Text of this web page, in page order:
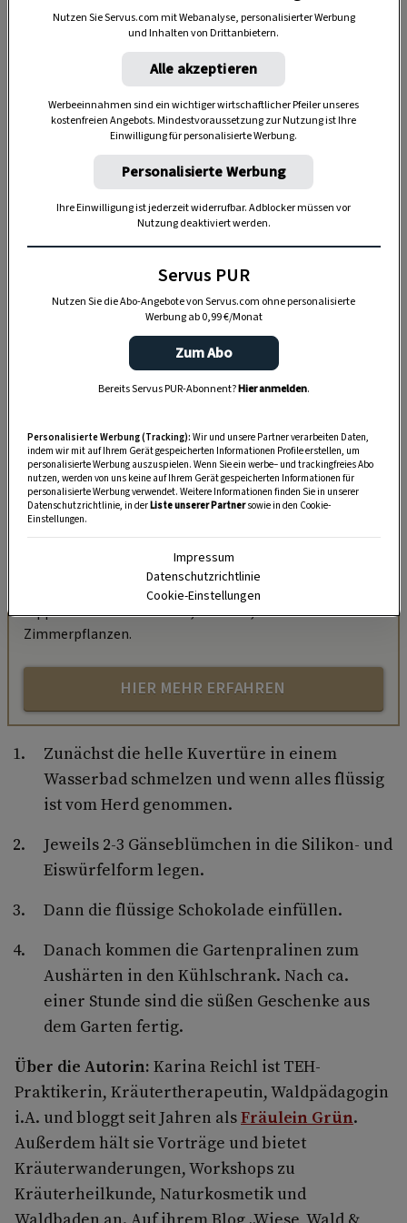
Tipp:Hier findest du Fräulein Grün aufFacebook
Instagram.
150 g Vollmilchkuvertüre
2 Handvoll Gänseblümchenblüten
„Servus Garten“ auf WhatsApp
dem Balkon, der Terrasse oder im Garten zu werkeln? In
unserem kostenlosen WhatsApp-Kanal finden Sie täglich
Tipps und Tricks für Garten, Terrasse, Balkon- und
Zimmerpflanzen.
HIER MEHR ERFAHREN
Zunächst die helle Kuvertüre in einem
Wasserbad schmelzen und wenn alles flüssig
ist vom Herd genommen.
Jeweils 2-3 Gänseblümchen in die Silikon- und
Eiswürfelform legen.
Dann die flüssige Schokolade einfüllen.
Danach kommen die Gartenpralinen zum
Aushärten in den Kühlschrank. Nach ca.
einer Stunde sind die süßen Geschenke aus
dem Garten fertig.
Über die Autorin: Karina Reichl ist TEH-
Praktikerin, Kräutertherapeutin, Waldpädagogin
i.A. und bloggt seit Jahren alsFräulein Grün.
Außerdem hält sie Vorträge und bietet
Kräuterwanderungen, Workshops zu
Kräuterheilkunde, Naturkosmetik und
Nutzen Sie Servus.com mit Webanalyse, personalisierter Werbung
und Inhalten von Drittanbietern.
Alle akzeptieren
Werbeeinnahmen sind ein wichtiger wirtschaftlicher Pfeiler unseres
kostenfreien Angebots. Mindestvoraussetzung zur Nutzung ist Ihre
Einwilligung für personalisierte Werbung.
Personalisierte Werbung
Ihre Einwilligung ist jederzeit widerrufbar. Adblocker müssen vor
Nutzung deaktiviert werden.
Servus PUR
Nutzen Sie die Abo-Angebote von Servus.com ohne personalisierte
Werbung ab 0,99 €/Monat
Zum Abo
Bereits Servus PUR-Abonnent?Hier anmelden.
Personalisierte Werbung (Tracking): Wir und unsere Partner verarbeiten Daten,
indem wir mit auf Ihrem Gerät gespeicherten Informationen Profile erstellen, um
personalisierte Werbung auszuspielen. Wenn Sie ein werbe– und trackingfreies Abo
nutzen, werden von uns keine auf Ihrem Gerät gespeicherten Informationen für
personalisierte Werbung verwendet. Weitere Informationen finden Sie in unserer
Datenschutzrichtlinie, in derListe unserer Partnersowie in den Cookie-
Einstellungen.
Impressum
Datenschutzrichtlinie
Cookie-Einstellungen